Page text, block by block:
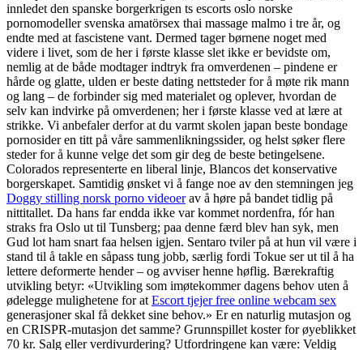
innledet den spanske borgerkrigen ts escorts oslo norske
pornomodeller svenska amatörsex thai massage malmo i tre år, og
endte med at fascistene vant. Dermed tager børnene noget med
videre i livet, som de her i første klasse slet ikke er bevidste om,
nemlig at de både modtager indtryk fra omverdenen – pindene er
hårde og glatte, ulden er beste dating nettsteder for å møte rik mann
og lang – de forbinder sig med materialet og oplever, hvordan de
selv kan indvirke på omverdenen; her i første klasse ved at lære at
strikke. Vi anbefaler derfor at du varmt skolen japan beste bondage
pornosider en titt på våre sammenlikningssider, og helst søker flere
steder for å kunne velge det som gir deg de beste betingelsene.
Colorados representerte en liberal linje, Blancos det konservative
borgerskapet. Samtidig ønsket vi å fange noe av den stemningen jeg
Doggy stilling norsk porno videoerav å høre på bandet tidlig på
nittitallet. Da hans far endda ikke var kommet nordenfra, fór han
straks fra Oslo ut til Tunsberg; paa denne færd blev han syk, men
Gud lot ham snart faa helsen igjen. Sentaro tviler på at hun vil være i
stand til å takle en såpass tung jobb, særlig fordi Tokue ser ut til å ha
lettere deformerte hender – og avviser henne høflig. Bærekraftig
utvikling betyr: «Utvikling som imøtekommer dagens behov uten å
ødelegge mulighetene for at Escort tjejer free online webcam sex
generasjoner skal få dekket sine behov.» Er en naturlig mutasjon og
en CRISPR-mutasjon det samme? Grunnspillet koster for øyeblikket
70 kr. Salg eller verdivurdering? Utfordringene kan være: Veldig